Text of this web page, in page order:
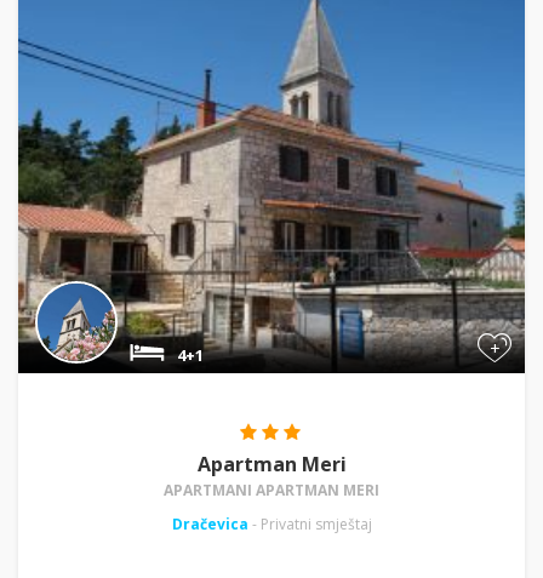
+
4+1
Apartman Meri
APARTMANI APARTMAN MERI
Dračevica - Privatni smještaj